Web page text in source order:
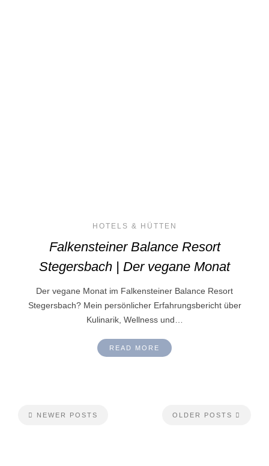
HOTELS & HÜTTEN
Falkensteiner Balance Resort
Stegersbach | Der vegane Monat
Der vegane Monat im Falkensteiner Balance Resort
Stegersbach? Mein persönlicher Erfahrungsbericht über
Kulinarik, Wellness und…
READ MORE
OLDER POSTS
NEWER POSTS